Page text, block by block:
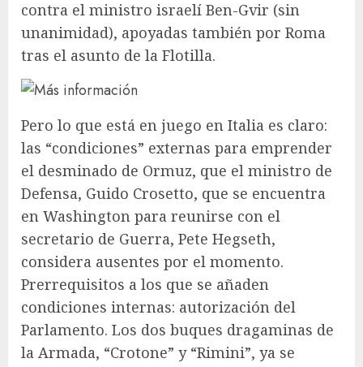
contra el ministro israelí Ben-Gvir (sin
unanimidad), apoyadas también por Roma
tras el asunto de la Flotilla.
Pero lo que está en juego en Italia es claro:
las “condiciones” externas para emprender
el desminado de Ormuz, que el ministro de
Defensa, Guido Crosetto, que se encuentra
en Washington para reunirse con el
secretario de Guerra, Pete Hegseth,
considera ausentes por el momento.
Prerrequisitos a los que se añaden
condiciones internas: autorización del
Parlamento. Los dos buques dragaminas de
la Armada, “Crotone” y “Rimini”, ya se